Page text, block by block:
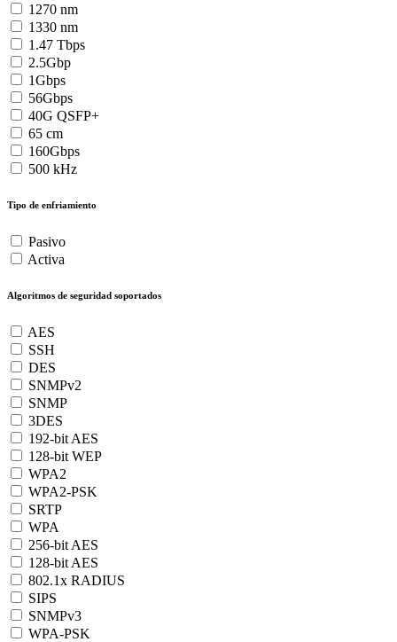
1270 nm
1330 nm
1.47 Tbps
2.5Gbp
1Gbps
56Gbps
40G QSFP+
65 cm
160Gbps
500 kHz
Tipo de enfriamiento
Pasivo
Activa
Algoritmos de seguridad soportados
AES
SSH
DES
SNMPv2
SNMP
3DES
192-bit AES
128-bit WEP
WPA2
WPA2-PSK
SRTP
WPA
256-bit AES
128-bit AES
802.1x RADIUS
SIPS
SNMPv3
WPA-PSK